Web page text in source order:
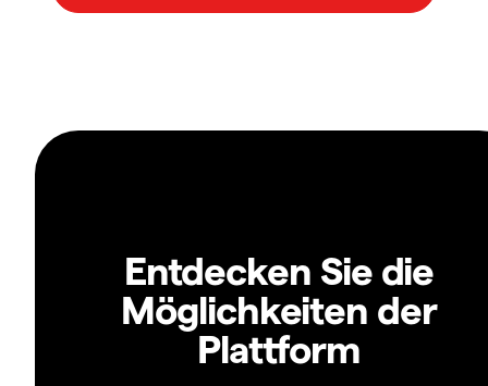
Entdecken Sie die
Möglichkeiten der
Plattform